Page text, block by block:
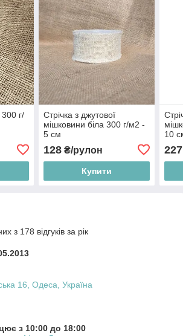
г/
Стрічка з джутової
мішковини біла 300 г/м2 -
5 см
128₴/рулон
Купити
10
227
з 178 відгуків за рік
16, Одеса, Україна
з 10:00 до 18:00